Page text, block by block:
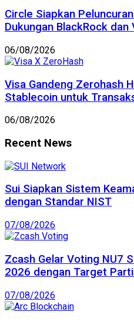
Circle Siapkan
Dukungan BlackRock dan
06/08/2026
Visa Gandeng Zerohash
Stablecoin untuk
06/08/2026
Recent News
Sui Siapkan Sistem
dengan Standar NIST
07/08/2026
Zcash Gelar Voting NU7
2026 dengan Target
07/08/2026